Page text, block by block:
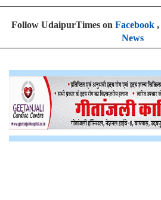
Follow UdaipurTimes on Facebook,
News